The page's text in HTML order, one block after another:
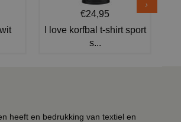
€24,95
I love korfbal t-shirt sport
s...
heeft en bedrukking van textiel en